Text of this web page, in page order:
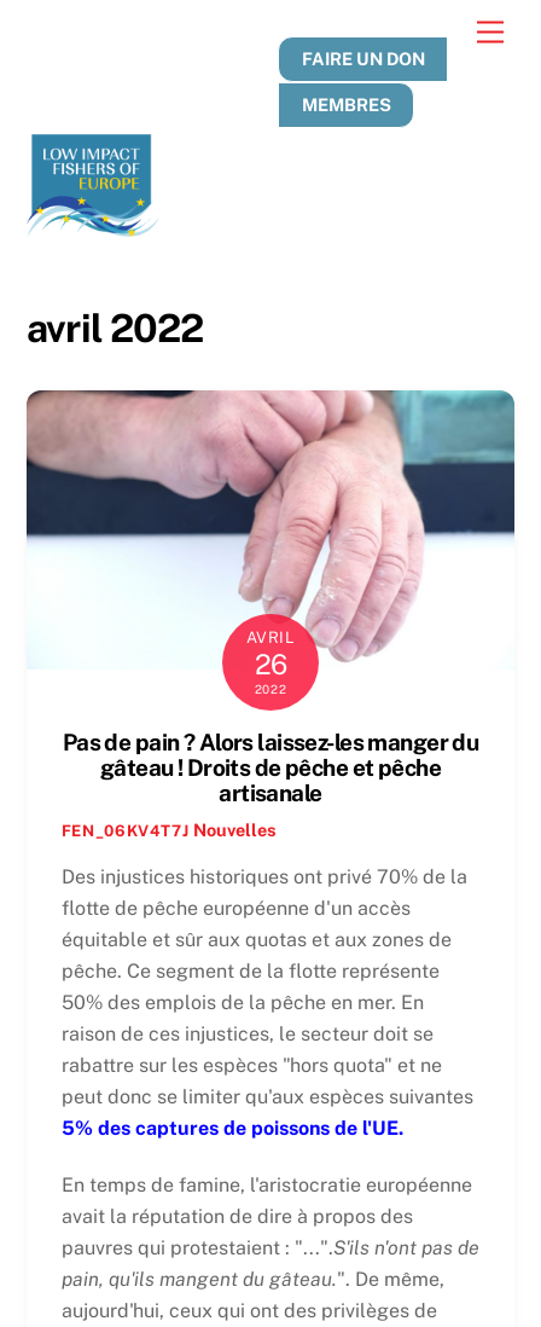
FAIRE UN DON
MEMBRES
avril 2022
AVRIL
26
2022
Pas de pain ? Alors laissez-les manger du
gâteau ! Droits de pêche et pêche
artisanale
FEN_06KV4T7J Nouvelles
Des injustices historiques ont privé 70% de la
flotte de pêche européenne d'un accès
équitable et sûr aux quotas et aux zones de
pêche. Ce segment de la flotte représente
50% des emplois de la pêche en mer. En
raison de ces injustices, le secteur doit se
rabattre sur les espèces "hors quota" et ne
peut donc se limiter qu'aux espèces suivantes
5% des captures de poissons de l'UE.
En temps de famine, l'aristocratie européenne
avait la réputation de dire à propos des
pauvres qui protestaient : "...".S'ils n'ont pas de
pain, qu'ils mangent du gâteau.". De même,
aujourd'hui, ceux qui ont des privilèges de